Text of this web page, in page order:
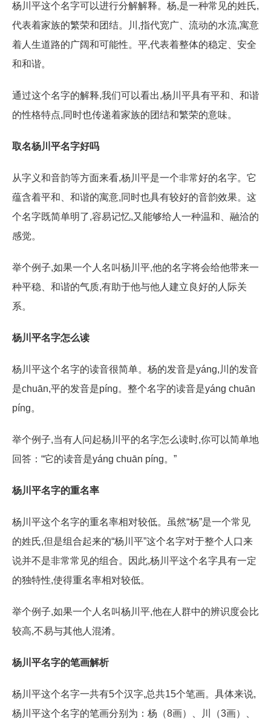
杨川平这个名字可以进行分解解释。杨,是一种常见的姓氏,
代表着家族的繁荣和团结。川,指代宽广、流动的水流,寓意
着人生道路的广阔和可能性。平,代表着整体的稳定、安全
和和谐。
通过这个名字的解释,我们可以看出,杨川平具有平和、和谐
的性格特点,同时也传递着家族的团结和繁荣的意味。
取名杨川平名字好吗
从字义和音韵等方面来看,杨川平是一个非常好的名字。它
蕴含着平和、和谐的寓意,同时也具有较好的音韵效果。这
个名字既简单明了,容易记忆,又能够给人一种温和、融洽的
感觉。
举个例子,如果一个人名叫杨川平,他的名字将会给他带来一
种平稳、和谐的气质,有助于他与他人建立良好的人际关
系。
杨川平名字怎么读
杨川平这个名字的读音很简单。杨的发音是yáng,川的发音
是chuān,平的发音是píng。整个名字的读音是yáng chuān
píng。
举个例子,当有人问起杨川平的名字怎么读时,你可以简单地
回答：“它的读音是yáng chuān píng。”
杨川平名字的重名率
杨川平这个名字的重名率相对较低。虽然“杨”是一个常见
的姓氏,但是组合起来的“杨川平”这个名字对于整个人口来
说并不是非常常见的组合。因此,杨川平这个名字具有一定
的独特性,使得重名率相对较低。
举个例子,如果一个人名叫杨川平,他在人群中的辨识度会比
较高,不易与其他人混淆。
杨川平名字的笔画解析
杨川平这个名字一共有5个汉字,总共15个笔画。具体来说,
杨川平这个名字的笔画分别为：杨（8画）、川（3画）、